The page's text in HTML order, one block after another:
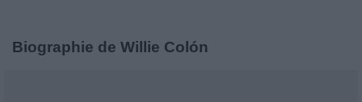
Biographie de Willie Colón